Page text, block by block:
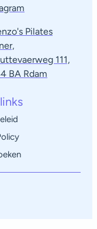
Pilates
111,
BA Rdam​